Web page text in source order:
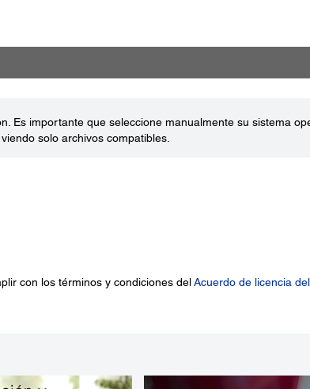
Es importante que seleccione manualmente su sistema
solo archivos compatibles.
con los términos y condiciones delAcuerdo de licencia